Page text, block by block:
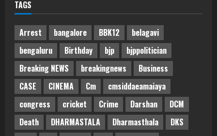
TAGS
Arrest bangalore BBK12
belagavi
bengaluru
Birthday bjp
bjppolitician
Breaking NEWS
breakingnews
Business
CASE
CINEMA Cm
cmsiddaeamaiaya
congress
cricket Crime Darshan
DCM
Death
DHARMASTALA Dharmasthala
DKS